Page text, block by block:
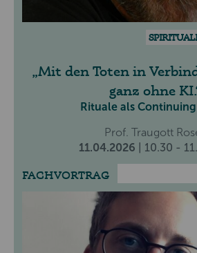
Mit den Toten in
ganz ohne KI.
Rituale als
Prof. Traugott
11.04.2026
| 10.30 -
FACHVORTRAG